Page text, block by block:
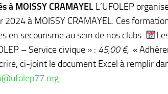
à MOISSY CRAMAYEL L’UFOLEP
2024 à MOISSY CRAMAYEL. Ces
en secourisme au sein de nos clubs.
– Service civique » : 45,00 €, «
ci-joint le document Excel à remplir
.